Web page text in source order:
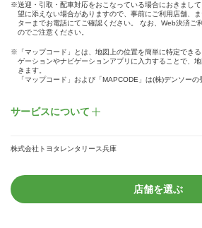
※送迎・引取・配車対応をおこなっている場合におきまし
望に添えない場合がありますので、事前にご利用店舗、
ターまでお電話にてご確認ください。 なお、Web決済ご
のでご注意ください。
※「マップコード」とは、地図上の位置を簡単に特定でき
ゲーションやナビゲーションアプリに入力することで、
きます。
「マップコード」および「MAPCODE」は(株)デンソーの
サービスについて
株式会社トヨタレンタリース兵庫
店舗を選ぶ